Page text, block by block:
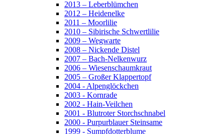
2013 – Leberblümchen
2012 – Heidenelke
2011 – Moorlilie
2010 – Sibirische Schwertlilie
2009 – Wegwarte
2008 – Nickende Distel
2007 – Bach-Nelkenwurz
2006 – Wiesenschaumkraut
2005 – Großer Klappertopf
2004 - Alpenglöckchen
2003 - Kornrade
2002 - Hain-Veilchen
2001 - Blutroter Storchschnabel
2000 - Purpurblauer Steinsame
1999 - Sumpfdotterblume